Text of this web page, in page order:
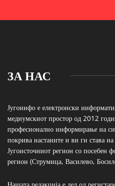
ЗА НАС
Југоинфо е електронски
медиумскиот простор од 2012
професионално информирање на
покрива настаните и ви ги става
Југоисточниот регион со посебен
регион (Струмица, Василево,
Нашата редакција е дел од